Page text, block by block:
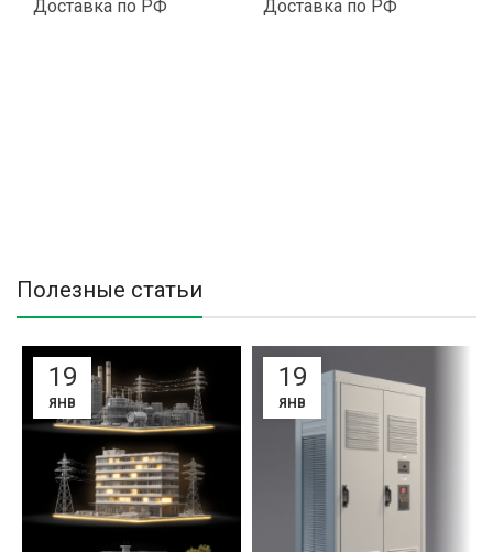
Доставка по РФ
Доставка по РФ
Полезные статьи
19
ЯНВ
19
ЯНВ